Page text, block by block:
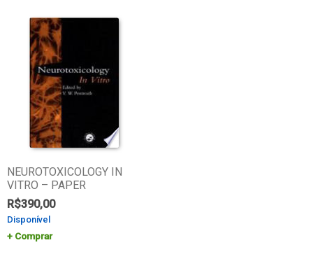
NEUROTOXICOLOGY IN
VITRO – PAPER
R$390,00
Disponível
Comprar